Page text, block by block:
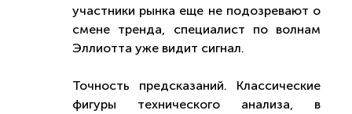
участники рынка еще не подозревают о
смене тренда, специалист по волнам
Эллиотта уже видит сигнал.
Точность предсказаний. Классические
фигуры технического анализа, в